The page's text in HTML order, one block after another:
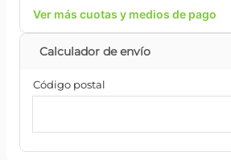
Ver más cuotas y medios de pago
Código postal